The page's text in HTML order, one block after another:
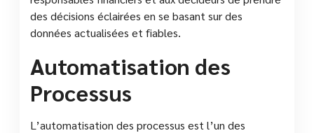
des décisions éclairées en se basant sur des
données actualisées et fiables.
Automatisation des
Processus
L’automatisation des processus est l’un des